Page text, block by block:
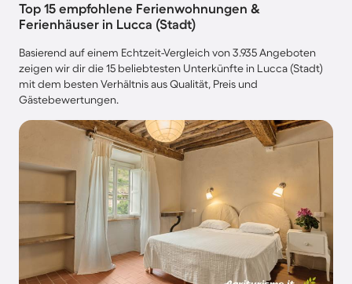
Top 15 empfohlene Ferienwohnungen &
Ferienhäuser in Lucca (Stadt)
Basierend auf einem Echtzeit-Vergleich von 3.935 Angeboten
zeigen wir dir die 15 beliebtesten Unterkünfte in Lucca (Stadt)
mit dem besten Verhältnis aus Qualität, Preis und
Gästebewertungen.